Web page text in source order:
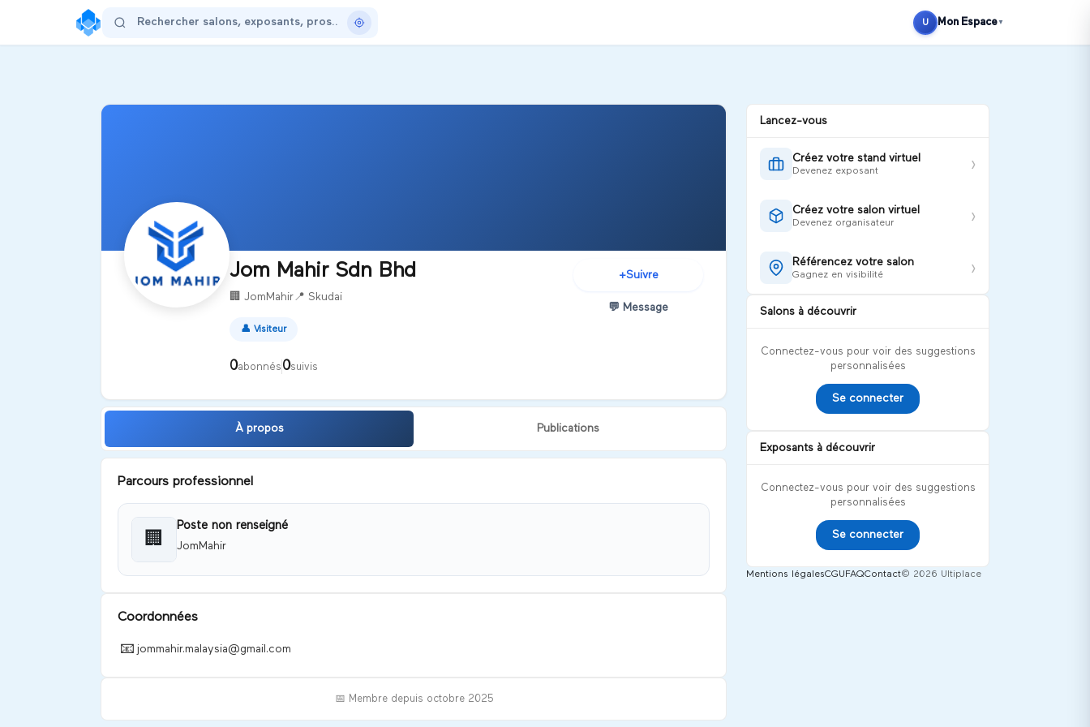
S'inscrire
U Mon Espace ▼
Jom Mahir Sdn Bhd
🏢 JomMahir📍 Skudai
👤 Visiteur
0abonnés 0suivis
+Suivre
💬 Message
À propos Publications
Parcours professionnel
🏢
Poste non renseigné
JomMahir
Coordonnées
📧 jommahir.malaysia@gmail.com
📅 Membre depuis octobre 2025
Lancez-vous
Créez votre stand virtuel
Devenez exposant ›
Créez votre salon virtuel
Devenez organisateur ›
Référencez votre salon
Gagnez en visibilité ›
Salons à découvrir
Connectez-vous pour voir des suggestions
personnalisées
Se connecter
Exposants à découvrir
Connectez-vous pour voir des suggestions
personnalisées
Se connecter
Mentions légalesCGU FAQContact© 2026 Ultiplace